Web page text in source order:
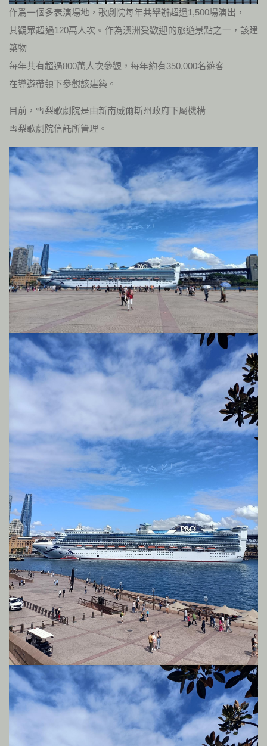
作爲一個多表演場地，歌劇院每年共舉辦超過1,500場演出，
其觀眾超過120萬人次。作為澳洲受歡迎的旅遊景點之一，該建
築物
每年共有超過800萬人次參觀，每年約有350,000名遊客
在導遊帶領下參觀該建築。
目前，雪梨歌劇院是由新南威爾斯州政府下屬機構
雪梨歌劇院信託所管理。